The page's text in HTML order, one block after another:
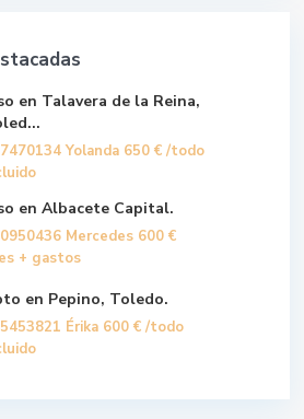
en Talavera de la Reina,
Yolanda 650 € /todo
en Albacete Capital.
Mercedes 600 €
+ gastos
en Pepino, Toledo.
Érika 600 € /todo